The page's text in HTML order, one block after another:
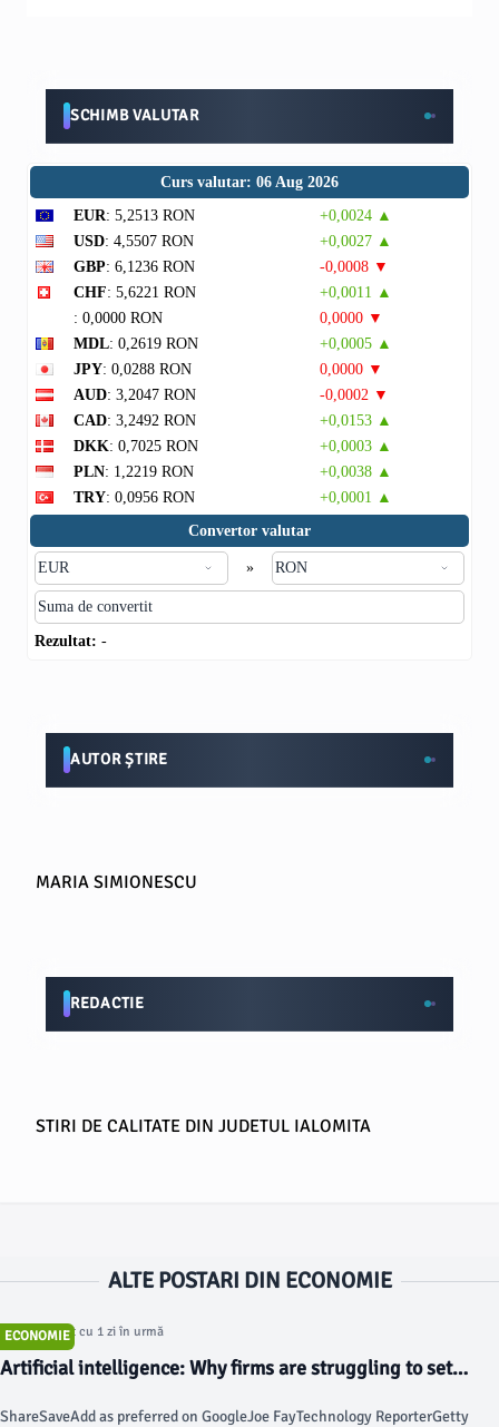
SCHIMB VALUTAR
Curs valutar: 06 Aug 2026
EUR: 5,2513 RON
+0,0024 ▲
USD: 4,5507 RON
+0,0027 ▲
GBP: 6,1236 RON
-0,0008 ▼
CHF: 5,6221 RON
+0,0011 ▲
: 0,0000 RON
0,0000 ▼
MDL: 0,2619 RON
+0,0005 ▲
JPY: 0,0288 RON
0,0000 ▼
AUD: 3,2047 RON
-0,0002 ▼
CAD: 3,2492 RON
+0,0153 ▲
DKK: 0,7025 RON
+0,0003 ▲
PLN: 1,2219 RON
+0,0038 ▲
TRY: 0,0956 RON
+0,0001 ▲
Convertor valutar
»
Rezultat: -
AUTOR ȘTIRE
MARIA SIMIONESCU
REDACTIE
STIRI DE CALITATE DIN JUDETUL IALOMITA
ALTE POSTARI DIN ECONOMIE
ECONOMIE
Articol postat cu 1 zi în urmă
Artificial intelligence: Why firms are struggling to set
ShareSaveAdd as preferred on GoogleJoe FayTechnology ReporterGetty